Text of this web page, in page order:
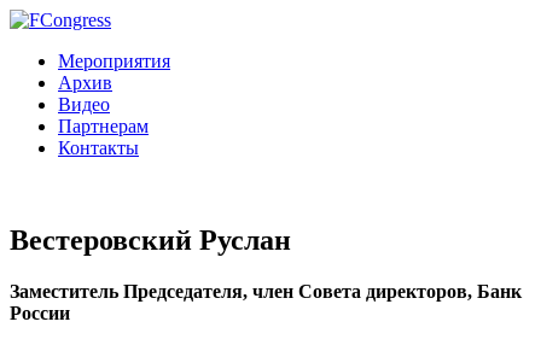
Мероприятия
Архив
Видео
Партнерам
Контакты
Вестеровский Руслан
Заместитель Председателя, член Совета директоров, Банк
России